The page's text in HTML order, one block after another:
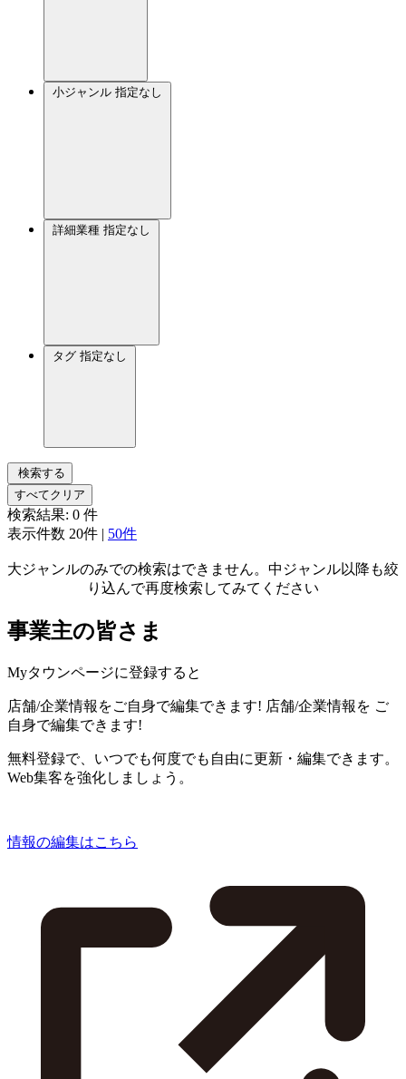
小ジャンル 指定なし
詳細業種 指定なし
タグ 指定なし
検索する
すべてクリア
検索結果: 0 件
表示件数 20件 | 50件
大ジャンルのみでの検索はできません。中ジャンル以降も絞
り込んで再度検索してみてください
事業主の皆さま
Myタウンページに登録すると
店舗/企業情報をご自身で編集できます! 店舗/企業情報を ご
自身で編集できます!
無料登録で、いつでも何度でも自由に更新・編集できます。
Web集客を強化しましょう。
情報の編集はこちら